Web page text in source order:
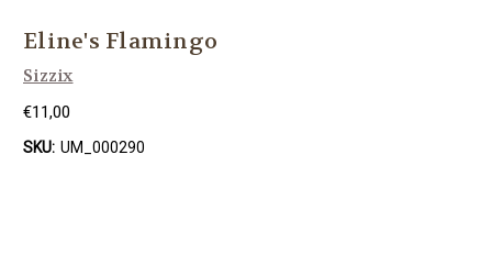
Eline's Flamingo
Sizzix
€11,00
SKU: UM_000290